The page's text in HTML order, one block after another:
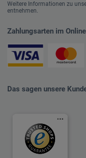
Weitere Informationen zu
entnehmen.
Zahlungsarten im
Das sagen unsere